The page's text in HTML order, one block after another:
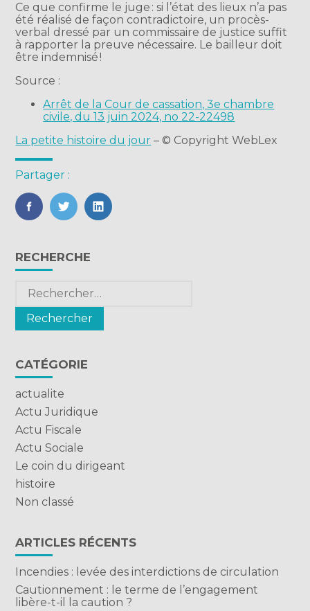
Ce que confirme le juge : si l’état des lieux n’a pas
été réalisé de façon contradictoire, un procès-
verbal dressé par un commissaire de justice suffit
à rapporter la preuve nécessaire. Le bailleur doit
être indemnisé !
Source :
Arrêt de la Cour de cassation, 3e chambre
civile, du 13 juin 2024, no 22-22498
La petite histoire du jour – © Copyright WebLex
Partager :
FaceBook
TwitterLinkedIn
Blog
sidebar
RECHERCHE
Rechercher :
CATÉGORIE
actualite
Actu Juridique
Actu Fiscale
Actu Sociale
Le coin du dirigeant
histoire
Non classé
ARTICLES RÉCENTS
Incendies : levée des interdictions de circulation
Cautionnement : le terme de l’engagement
libère-t-il la caution ?